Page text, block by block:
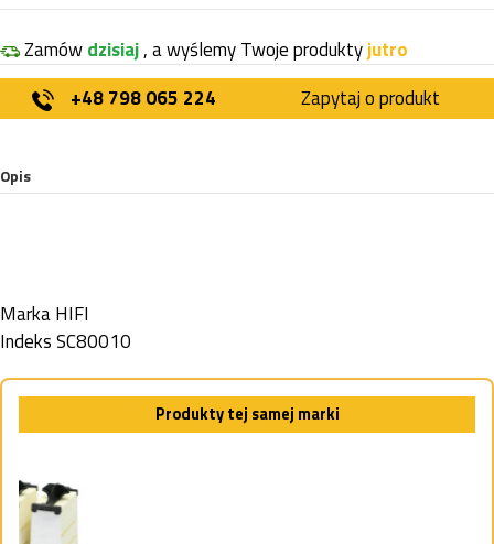
Zamówdzisiaj, a wyślemy Twoje produktyjutro
+48 798 065 224
Zapytaj o produkt
Opis
MarkaHIFI
IndeksSC80010
Produkty tej samej marki